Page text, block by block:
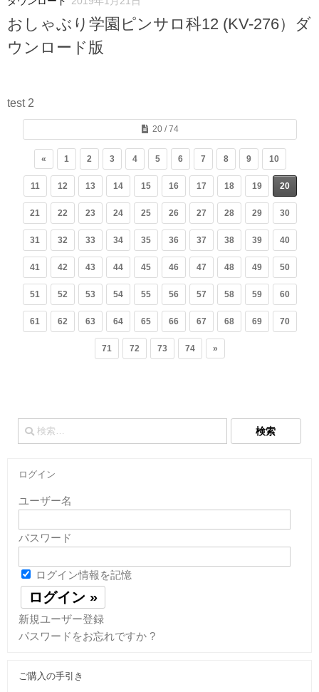
おしゃぶり学園ピンサロ科12 (KV-276）ダ
ウンロード版
test 2
20 / 74
« 1 2 3 4 5 6 7 8 9 10
11 12 13 14 15 16 17 18 19 20
21 22 23 24 25 26 27 28 29 30
31 32 33 34 35 36 37 38 39 40
41 42 43 44 45 46 47 48 49 50
51 52 53 54 55 56 57 58 59 60
61 62 63 64 65 66 67 68 69 70
71 72 73 74 »
検
索:
ログイン
ユーザー名
パスワード
ログイン情報を記憶
新規ユーザー登録
パスワードをお忘れですか ?
ご購入の手引き